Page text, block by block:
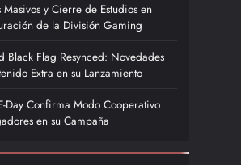
y Cierre de Estudios en
de la División Gaming
Black Flag Resynced: Novedades
Extra en su Lanzamiento
Day Confirma Modo Cooperativo
en su Campaña